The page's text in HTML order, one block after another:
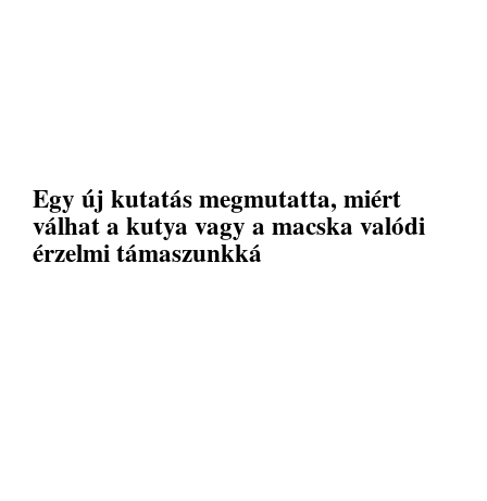
Egy új kutatás megmutatta, miért
válhat a kutya vagy a macska valódi
érzelmi támaszunkká